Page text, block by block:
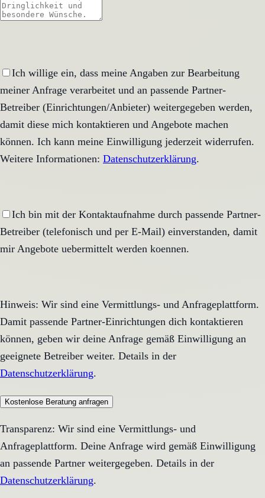
Ich willige ein, dass meine Angaben zur Bearbeitung
meiner Anfrage verarbeitet und an passende Partner-
Betreiber (Einrichtungen/Anbieter) weitergegeben werden,
damit diese mich kontaktieren und Angebote machen
können. Ich kann meine Einwilligung jederzeit widerrufen.
Weitere Informationen: Datenschutzerklärung.
Ich bin mit der Kontaktaufnahme durch passende Partner-
Betreiber (telefonisch und per E-Mail) einverstanden, damit
mir Angebote uebermittelt werden koennen.
Hinweis: Wir sind eine Vermittlungs- und Anfrageplattform.
Damit passende Partner-Einrichtungen dich kontaktieren
können, geben wir deine Anfrage gemäß Einwilligung an
geeignete Betreiber weiter. Details in der
Datenschutzerklärung.
Kostenlose Beratung anfragen
Transparenz: Wir sind eine Vermittlungs- und
Anfrageplattform. Deine Anfrage wird gemäß Einwilligung
an passende Partner weitergegeben. Details in der
Datenschutzerklärung.